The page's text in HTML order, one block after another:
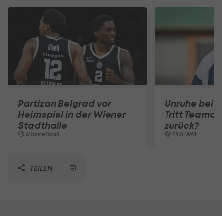
Partizan Belgrad vor
Heimspiel in der Wiener
Stadthalle
Basketball
Unruhe bei
Tritt
zurück?
FIFA WM
TEILEN